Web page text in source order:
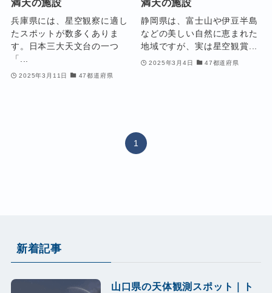
満天の施設
兵庫県には、星空観察に適し
たスポットが数多くありま
す。日本三大天文台の一つ
「...
2025年3月11日 47都道府県
満天の施設
静岡県は、富士山や伊豆半島
などの美しい自然に恵まれた
地域ですが、実は星空観賞...
2025年3月4日 47都道府県
1
新着記事
山口県の天体観測スポット｜ト